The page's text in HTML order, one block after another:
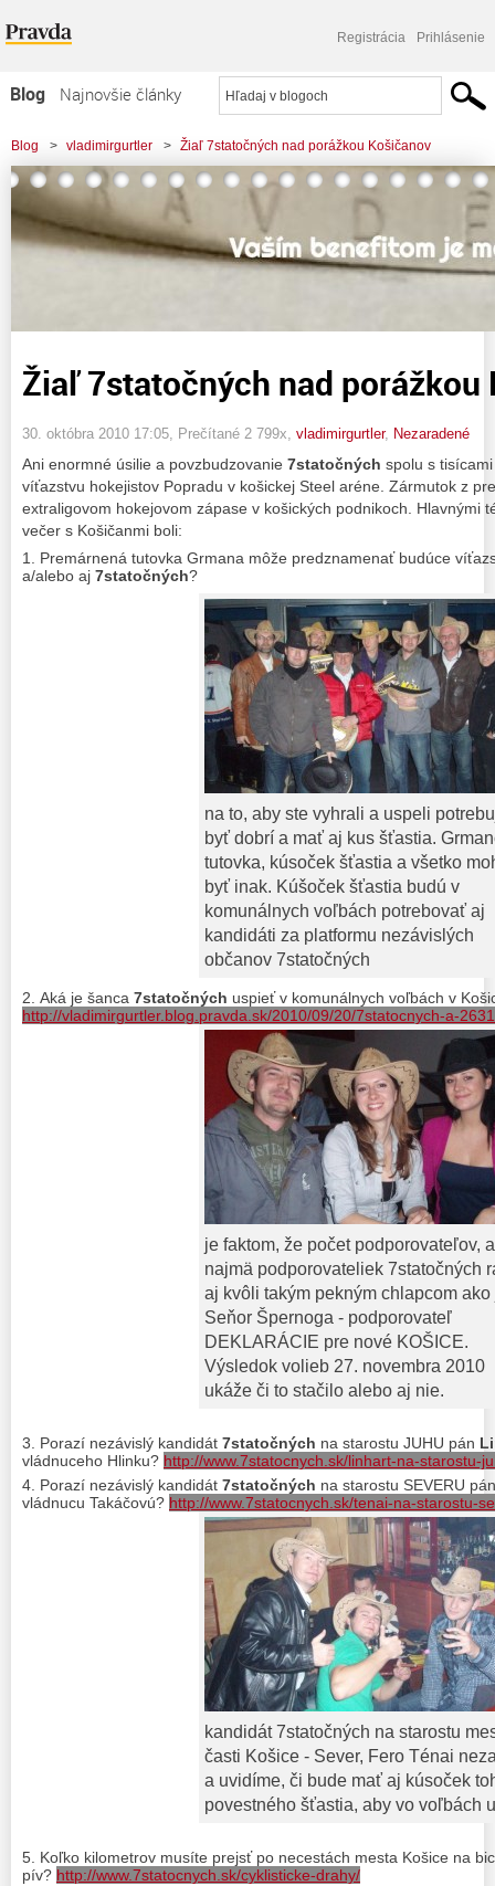
Registrácia Prihlásenie
Blog
Najnovšie články
Najčítanejšie články
Najkomentovanejšie články
Zoznam blogov
Blog > vladimirgurtler > Žiaľ 7statočných nad porážkou Košičanov
Žiaľ 7statočných nad porážkou
30. októbra 2010 17:05 , Prečítané 2 799x, vladimirgurtler, Nezaradené
Ani enormné úsilie a povzbudzovanie 7statočných spolu s
víťazstvu hokejistov Popradu v košickej Steel aréne. Zármutok z
extraligovom hokejovom zápase v košických podnikoch. Hlavnými
večer s Košičanmi boli:
Premárnená tutovka Grmana môže predznamenať budúce
a/alebo aj 7statočných?
na to, aby ste vyhrali a uspeli
byť dobrí a mať aj kus šťastia.
tutovka, kúsoček šťastia a všetko
byť inak. Kúšoček šťastia budú v
komunálnych voľbách potrebovať aj
kandidáti za platformu nezávislých
občanov 7statočných
Aká je šanca 7statočných uspieť v komunálnych voľbách v
http://vladimirgurtler.blog.pravda.sk/2010/09/20/7statocnych-a-
je faktom, že počet podporovateľov, a
najmä podporovateliek 7statočných
aj kvôli takým pekným chlapcom ako
Seňor Špernoga - podporovateľ
DEKLARÁCIE pre nové KOŠICE.
Výsledok volieb 27. novembra 2010
ukáže či to stačilo alebo aj nie.
Porazí nezávislý kandidát 7statočných na starostu JUHU pán
vládnuceho Hlinku? http://www.7statocnych.sk/linhart-na-starostu-
Porazí nezávislý kandidát 7statočných na starostu SEVERU
vládnucu Takáčovú? http://www.7statocnych.sk/tenai-na-starostu-
kandidát 7statočných na starostu
časti Košice - Sever, Fero Ténai
a uvidíme, či bude mať aj kúsoček
povestného šťastia, aby vo voľbách
Koľko kilometrov musíte prejsť po necestách mesta Košice na
pív? http://www.7statocnych.sk/cyklisticke-drahy/